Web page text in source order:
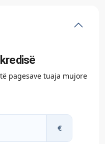
pagesave tuaja mujore
€